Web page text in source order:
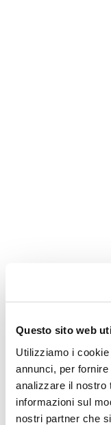
Questo sito web
Utilizziamo i
annunci, per
analizzare il nostro
informazioni sul
nostri partner che